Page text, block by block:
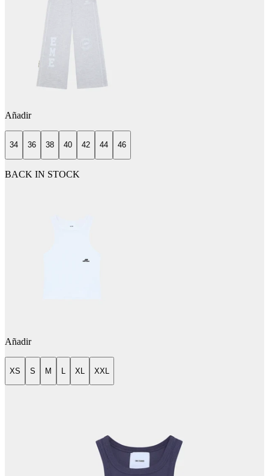
Añadir
34 36 38 40 42 44 46
BACK IN STOCK
Añadir
XS S M L XL XXL